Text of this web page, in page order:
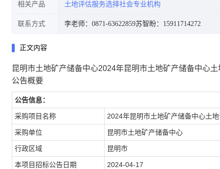
相关产品 土地评估服务选择社会专业机构
联系方式 李老师：0871-63622859苏智盼：15911714272
正文内容
昆明市土地矿产储备中心2024年昆明市土地矿产储备中心
公告概要
公告信息：
采购项目名称 2024年昆明市土地矿产储备中心土
采购单位 昆明市土地矿产储备中心
行政区域 昆明市
本项目招标公告日期 2024-04-17